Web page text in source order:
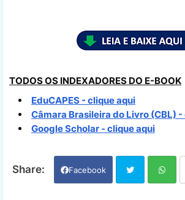
TODOS OS INDEXADORES DO E-BOOK
EduCAPES - clique aqui
Câmara Brasileira do Livro (CBL)
Google Scholar - clique aqui
Facebook